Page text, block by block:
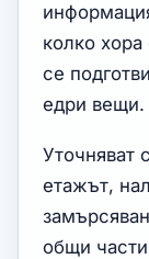
колко
се
едри вещи.
Уточняват
етажът,
общи